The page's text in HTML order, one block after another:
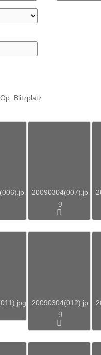
Blitzplatz
20090304(007).jp
g
20090304(012).jp
g